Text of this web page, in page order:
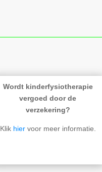
Wordt kinderfysiotherapie
vergoed door de
verzekering?
Klik hiervoor meer informatie.